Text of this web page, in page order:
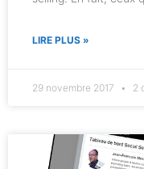
LIRE PLUS »
29 novembre 2017 2